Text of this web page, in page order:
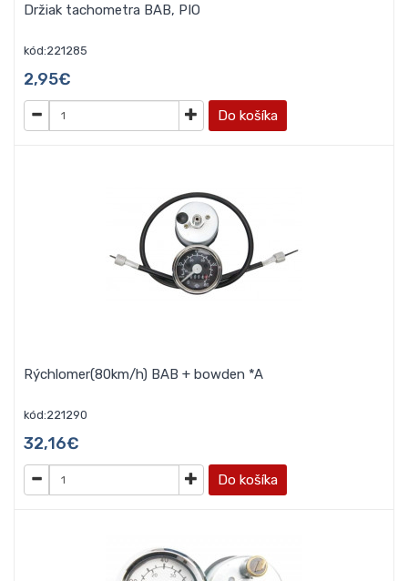
Držiak tachometra BAB, PIO
kód:221285
2,95€
Do košíka
Rýchlomer(80km/h) BAB + bowden *A
kód:221290
32,16€
Do košíka